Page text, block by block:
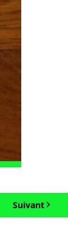
Suivant